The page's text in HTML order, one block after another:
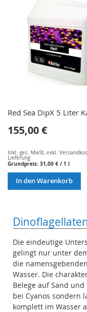
Red Sea DipX 5 Liter
155,00 €
Inkl. ges. MwSt, exkl.
Lieferung
Grundpreis: 31,00 € / 1 l
In den Warenkorb
Die eindeutige
gelingt nur unter
die
Wasser. Die
Belege auf Sand
bei Cyanos sondern
komplett im Wasser